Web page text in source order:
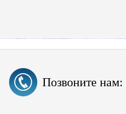
Позвоните нам: